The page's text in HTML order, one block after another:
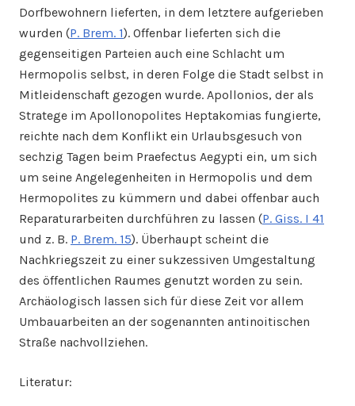
Dorfbewohnern lieferten, in dem letztere aufgerieben
wurden (P. Brem. 1). Offenbar lieferten sich die
gegenseitigen Parteien auch eine Schlacht um
Hermopolis selbst, in deren Folge die Stadt selbst in
Mitleidenschaft gezogen wurde. Apollonios, der als
Stratege im Apollonopolites Heptakomias fungierte,
reichte nach dem Konflikt ein Urlaubsgesuch von
sechzig Tagen beim Praefectus Aegypti ein, um sich
um seine Angelegenheiten in Hermopolis und dem
Hermopolites zu kümmern und dabei offenbar auch
Reparaturarbeiten durchführen zu lassen (P. Giss. I 41
und z. B. P. Brem. 15). Überhaupt scheint die
Nachkriegszeit zu einer sukzessiven Umgestaltung
des öffentlichen Raumes genutzt worden zu sein.
Archäologisch lassen sich für diese Zeit vor allem
Umbauarbeiten an der sogenannten antinoitischen
Straße nachvollziehen.
Literatur: